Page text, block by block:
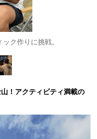
ク作りに挑戦。
！アクティビティ満載の